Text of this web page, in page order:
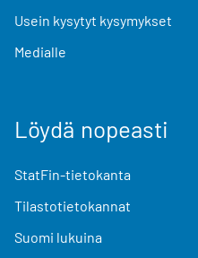
Usein kysytyt kysymykset
Medialle
Löydä nopeasti
StatFin-tietokanta
Tilastotietokannat
Suomi lukuina